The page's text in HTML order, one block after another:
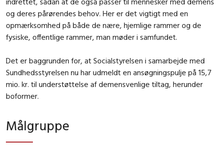
og deres pårørendes behov. Her er det vigtigt med en
opmærksomhed på både de nære, hjemlige rammer og de
fysiske, offentlige rammer, man møder i samfundet.
Det er baggrunden for, at Socialstyrelsen i samarbejde med
Sundhedsstyrelsen nu har udmeldt en ansøgningspulje på 15,7
mio. kr. til understøttelse af demensvenlige tiltag, herunder
boformer.
Målgruppe